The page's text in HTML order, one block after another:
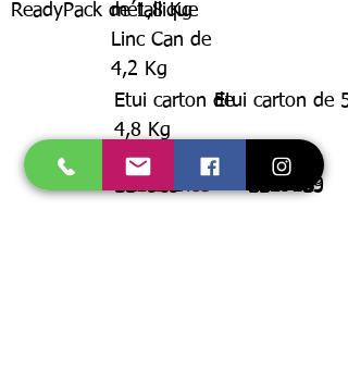
ReadyPack de 1,8 Kg
métallique
Linc Can de
4,2 Kg
Etui carton de
4,8 Kg
Etui carton de 5
Référence 529159
529173
556761
530001 556762
530032 556763
529593 529708